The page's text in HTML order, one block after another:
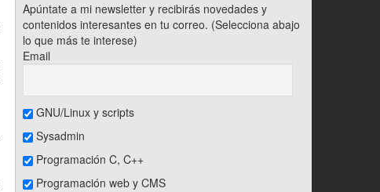
Apúntate a mi newsletter y recibirás novedades y
contenidos interesantes en tu correo. (Selecciona abajo
lo que más te interese)
Email
GNU/Linux y scripts
Sysadmin
Programación C, C++
Programación web y CMS